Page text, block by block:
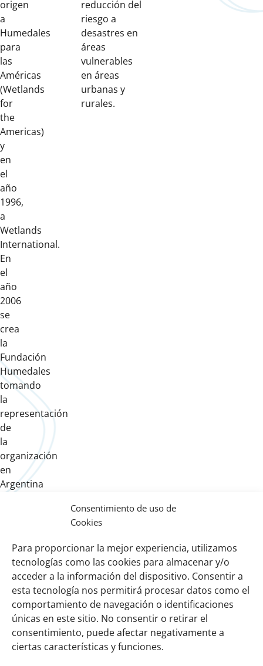
Consentimiento de uso de
Cookies
Para proporcionar la mejor experiencia, utilizamos
tecnologías como las cookies para almacenar y/o
acceder a la información del dispositivo. Consentir a
esta tecnología nos permitirá procesar datos como el
comportamiento de navegación o identificaciones
únicas en este sitio. No consentir o retirar el
consentimiento, puede afectar negativamente a
ciertas características y funciones.
origen
a
Humedales
para
las
Américas
(Wetlands
for
the
Americas)
y
en
el
año
1996,
a
Wetlands
International.
En
el
año
2006
se
crea
la
Fundación
Humedales
tomando
la
representación
de
la
organización
en
Argentina
reducción del
riesgo a
desastres en
áreas
vulnerables
en áreas
urbanas y
rurales.
Links
importantes
Sobre nosotros
Nuestra red
Misión y Visión